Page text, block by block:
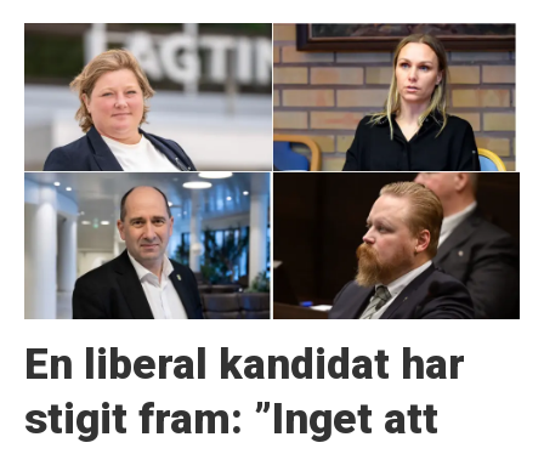
En liberal kandidat har
stigit fram: ”Inget att